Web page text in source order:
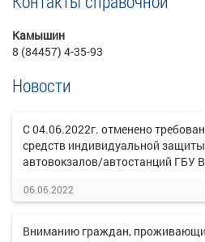
Камышин
8 (84457) 4-35-93
Новости
С 04.06.2022г. отменено
средств индивидуальной
автовокзалов/автостанций ГБУ
06.06.2022
Вниманию граждан,